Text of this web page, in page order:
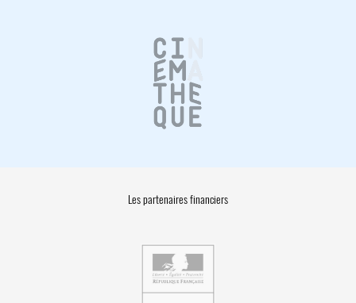
Les partenaires financiers